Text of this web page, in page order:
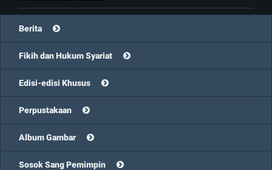
Berita
Fikih dan Hukum Syariat
Edisi-edisi Khusus
Perpustakaan
Album Gambar
Sosok Sang Pemimpin